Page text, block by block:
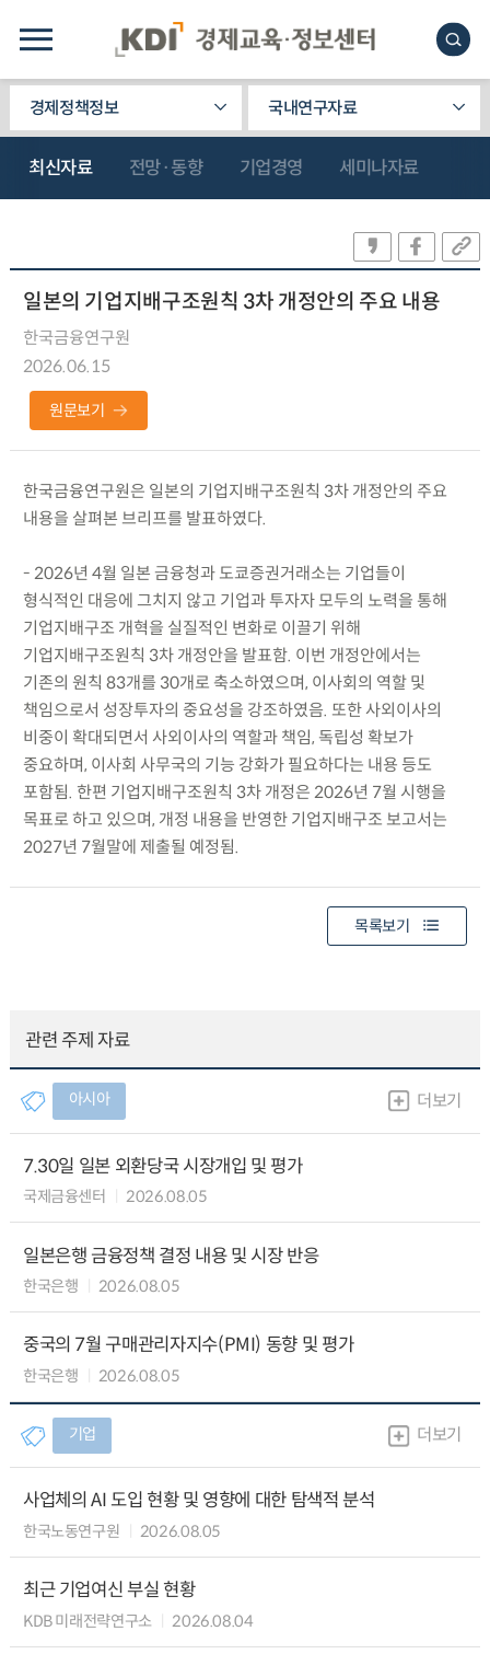
경제정책정보 국내연구자료
최신자료 전망·동향 기업경영 세미나자료
일본의 기업지배구조원칙 3차 개정안의 주요 내용
한국금융연구원
2026.06.15
원문보기
한국금융연구원은 일본의 기업지배구조원칙 3차 개정안의 주요
내용을 살펴본 브리프를 발표하였다.
- 2026년 4월 일본 금융청과 도쿄증권거래소는 기업들이
형식적인 대응에 그치지 않고 기업과 투자자 모두의 노력을 통해
기업지배구조 개혁을 실질적인 변화로 이끌기 위해
기업지배구조원칙 3차 개정안을 발표함. 이번 개정안에서는
기존의 원칙 83개를 30개로 축소하였으며, 이사회의 역할 및
책임으로서 성장투자의 중요성을 강조하였음. 또한 사외이사의
비중이 확대되면서 사외이사의 역할과 책임, 독립성 확보가
중요하며, 이사회 사무국의 기능 강화가 필요하다는 내용 등도
포함됨. 한편 기업지배구조원칙 3차 개정은 2026년 7월 시행을
목표로 하고 있으며, 개정 내용을 반영한 기업지배구조 보고서는
2027년 7월말에 제출될 예정됨.
목록보기
관련 주제 자료
아시아 더보기
7.30일 일본 외환당국 시장개입 및 평가
국제금융센터 2026.08.05
일본은행 금융정책 결정 내용 및 시장 반응
한국은행 2026.08.05
중국의 7월 구매관리자지수(PMI) 동향 및 평가
한국은행 2026.08.05
기업 더보기
사업체의 AI 도입 현황 및 영향에 대한 탐색적 분석
한국노동연구원 2026.08.05
최근 기업여신 부실 현황
KDB 미래전략연구소 2026.08.04